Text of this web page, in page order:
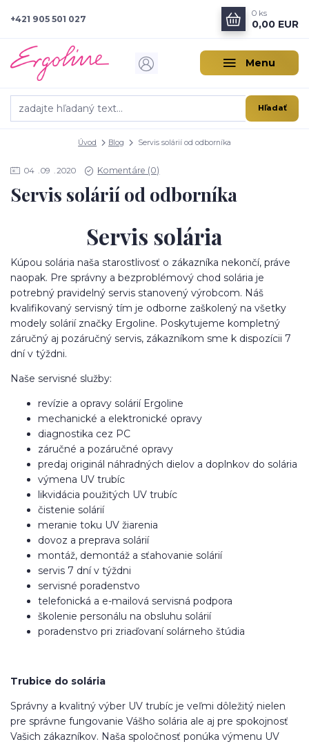
Menu
Hľadať
+421 905 501 027
0 ks
0,00 EUR
Úvod Blog Servis solárií od odborníka
04 09 2020 Komentáre (0)
Servis solárií od odborníka
Servis solária
Kúpou solária naša starostlivosť o zákazníka nekončí, práve
naopak. Pre správny a bezproblémový chod solária je
potrebný pravidelný servis stanovený výrobcom. Náš
kvalifikovaný servisný tím je odborne zaškolený na všetky
modely solárií značky Ergoline. Poskytujeme kompletný
záručný aj pozáručný servis, zákazníkom sme k dispozícii 7
dní v týždni.
Naše servisné služby:
revízie a opravy solárií Ergoline
mechanické a elektronické opravy
diagnostika cez PC
záručné a pozáručné opravy
predaj originál náhradných dielov a doplnkov do solária
výmena UV trubíc
likvidácia použitých UV trubíc
čistenie solárií
meranie toku UV žiarenia
dovoz a preprava solárií
montáž, demontáž a sťahovanie solárií
servis 7 dní v týždni
servisné poradenstvo
telefonická a e-mailová servisná podpora
školenie personálu na obsluhu solárií
poradenstvo pri zriaďovaní solárneho štúdia
Trubice do solária
Správny a kvalitný výber UV trubíc je veľmi dôležitý nielen
pre správne fungovanie Vášho solária ale aj pre spokojnosť
Vašich zákazníkov. Naša spoločnosť ponúka výmenu UV